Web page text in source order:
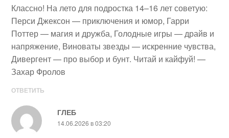
Классно! На лето для подростка 14–16 лет советую:
Перси Джексон — приключения и юмор, Гарри
Поттер — магия и дружба, Голодные игры — драйв и
напряжение, Виноваты звезды — искренние чувства,
Дивергент — про выбор и бунт. Читай и кайфуй! —
Захар Фролов
ОТВЕТИТЬ
ГЛЕБ
14.06.2026 в 03:20